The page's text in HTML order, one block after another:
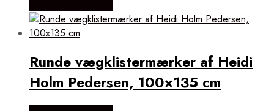
Runde vægklistermærker af Heidi
Holm Pedersen, 100×135 cm